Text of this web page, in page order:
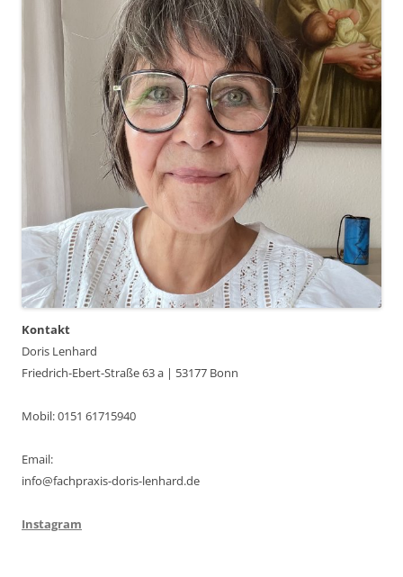
Kontakt
Doris Lenhard
Friedrich-Ebert-Straße 63 a | 53177 Bonn
Mobil: 0151 61715940
Email:
info@fachpraxis-doris-lenhard.de
Instagram